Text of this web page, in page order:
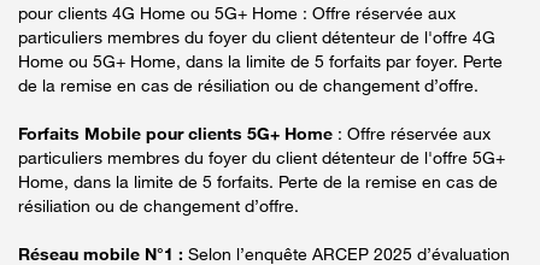
pour clients 4G Home ou 5G+ Home : Offre réservée aux
particuliers membres du foyer du client détenteur de l'offre 4G
Home ou 5G+ Home, dans la limite de 5 forfaits par foyer. Perte
de la remise en cas de résiliation ou de changement d’offre.
Forfaits Mobile pour clients 5G+ Home : Offre réservée aux
particuliers membres du foyer du client détenteur de l'offre 5G+
Home, dans la limite de 5 forfaits. Perte de la remise en cas de
résiliation ou de changement d’offre.
Réseau mobile N°1 : Selon l’enquête ARCEP 2025 d’évaluation